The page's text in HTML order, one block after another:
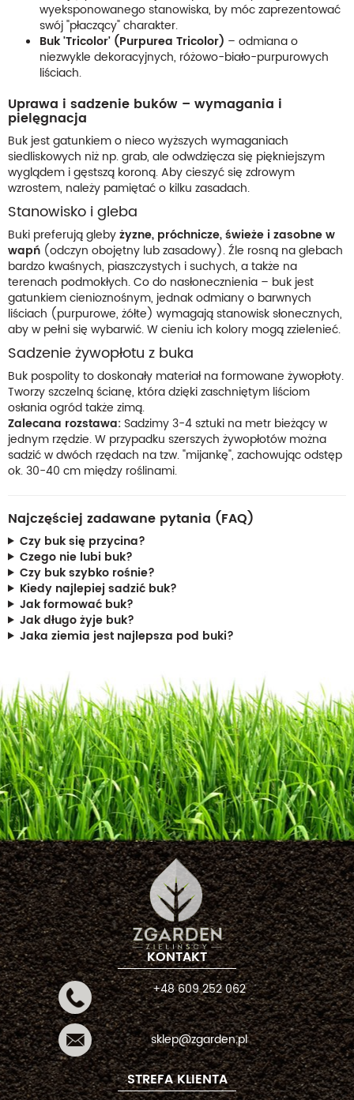
wyeksponowanego stanowiska, by móc zaprezentować
swój "płaczący" charakter.
Buk 'Tricolor' (Purpurea Tricolor) – odmiana o
niezwykle dekoracyjnych, różowo-biało-purpurowych
liściach.
Uprawa i sadzenie buków – wymagania i
pielęgnacja
Buk jest gatunkiem o nieco wyższych wymaganiach
siedliskowych niż np. grab, ale odwdzięcza się piękniejszym
wyglądem i gęstszą koroną. Aby cieszyć się zdrowym
wzrostem, należy pamiętać o kilku zasadach.
Stanowisko i gleba
Buki preferują glebyżyzne, próchnicze, świeże i zasobne w
wapń (odczyn obojętny lub zasadowy). Źle rosną na glebach
bardzo kwaśnych, piaszczystych i suchych, a także na
terenach podmokłych. Co do nasłonecznienia – buk jest
gatunkiem cienioznośnym, jednak odmiany o barwnych
liściach (purpurowe, żółte) wymagają stanowisk słonecznych,
aby w pełni się wybarwić. W cieniu ich kolory mogą zzielenieć.
Sadzenie żywopłotu z buka
Buk pospolity to doskonały materiał na formowane żywopłoty.
Tworzy szczelną ścianę, która dzięki zaschniętym liściom
osłania ogród także zimą.
Zalecana rozstawa: Sadzimy 3-4 sztuki na metr bieżący w
jednym rzędzie. W przypadku szerszych żywopłotów można
sadzić w dwóch rzędach na tzw. "mijankę", zachowując odstęp
ok. 30-40 cm między roślinami.
Najczęściej zadawane pytania (FAQ)
Czy buk się przycina?
Czego nie lubi buk?
Czy buk szybko rośnie?
Kiedy najlepiej sadzić buk?
Jak formować buk?
Jak długo żyje buk?
Jaka ziemia jest najlepsza pod buki?
KONTAKT
+48 609 252 062
sklep@zgarden.pl
STREFA KLIENTA